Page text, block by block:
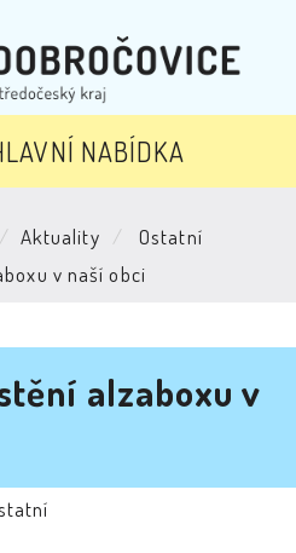
NABÍDKA
Aktuality
Ostatní
v naší obci
alzaboxu v